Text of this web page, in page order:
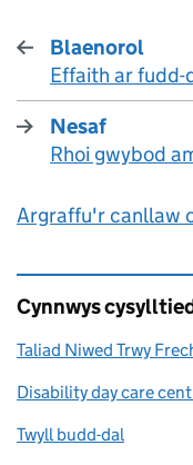
Blaenorol
:
Effaith ar
Nesaf
:
Rhoi gwybod
Argraffu'r canllaw
Cynnwys
Taliad Niwed Trwy
Disability day care
Twyll budd-dal